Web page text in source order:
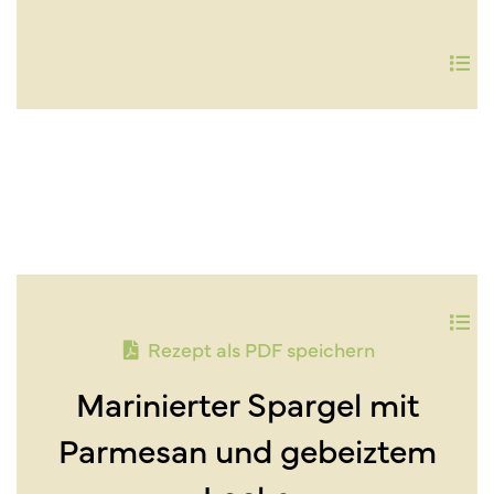
Rezept als PDF speichern
Marinierter Spargel mit
Parmesan und gebeiztem